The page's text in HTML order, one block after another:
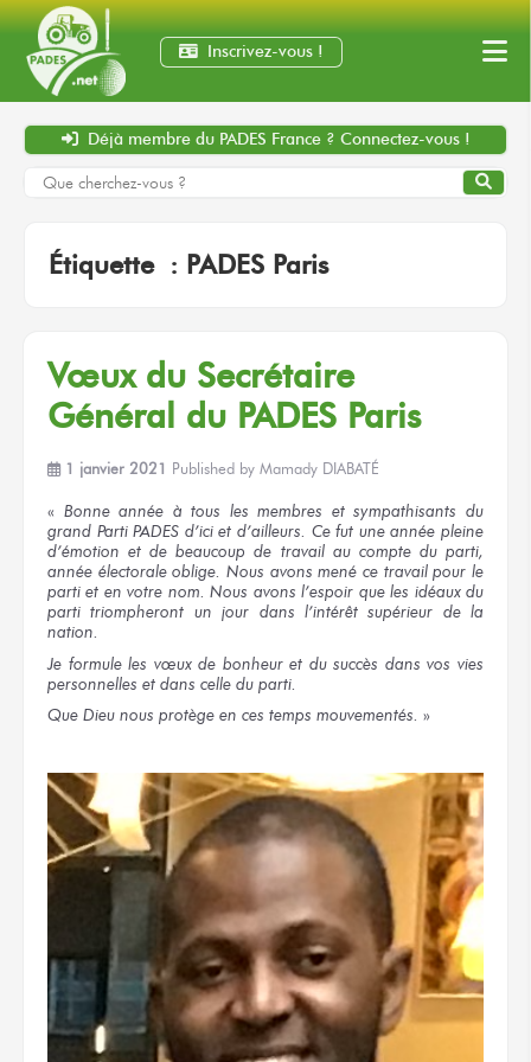
Inscrivez-vous !
Déjà membre du PADES France ? Connectez-vous !
Étiquette : PADES Paris
Vœux du Secrétaire
Général du PADES Paris
1 janvier 2021 Published by Mamady DIABATÉ
« Bonne année à tous les membres et sympathisants du
grand Parti PADES d’ici et d’ailleurs. Ce fut une année pleine
d’émotion et de beaucoup de travail au compte du parti,
année électorale oblige. Nous avons mené ce travail pour le
parti et en votre nom. Nous avons l’espoir que les idéaux du
parti triompheront un jour dans l’intérêt supérieur de la
nation.
Je formule les vœux de bonheur et du succès dans vos vies
personnelles et dans celle du parti.
Que Dieu nous protège en ces temps mouvementés. »